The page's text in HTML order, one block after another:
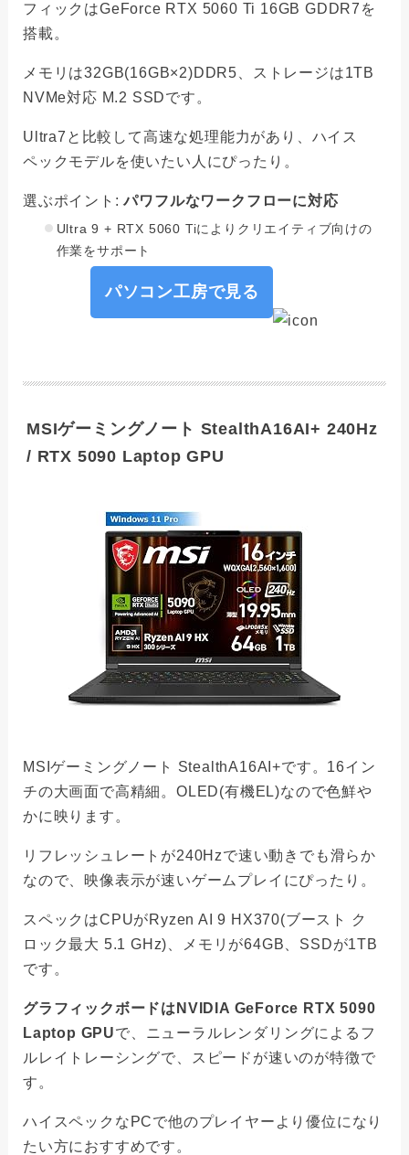
フィックはGeForce RTX 5060 Ti 16GB GDDR7を
搭載。
メモリは32GB(16GB×2)DDR5、ストレージは1TB
NVMe対応 M.2 SSDです。
Ultra7と比較して高速な処理能力があり、ハイス
ペックモデルを使いたい人にぴったり。
選ぶポイント:パワフルなワークフローに対応
Ultra 9 + RTX 5060 Tiによりクリエイティブ向けの
作業をサポート
パソコン工房で見る
MSIゲーミングノート StealthA16AI+ 240Hz
/ RTX 5090 Laptop GPU
MSIゲーミングノート StealthA16AI+です。16イン
チの大画面で高精細。OLED(有機EL)なので色鮮や
かに映ります。
リフレッシュレートが240Hzで速い動きでも滑らか
なので、映像表示が速いゲームプレイにぴったり。
スペックはCPUがRyzen AI 9 HX370(ブースト ク
ロック最大 5.1 GHz)、メモリが64GB、SSDが1TB
です。
グラフィックボードはNVIDIA GeForce RTX 5090
Laptop GPUで、ニューラルレンダリングによるフ
ルレイトレーシングで、スピードが速いのが特徴で
す。
ハイスペックなPCで他のプレイヤーより優位になり
たい方におすすめです。